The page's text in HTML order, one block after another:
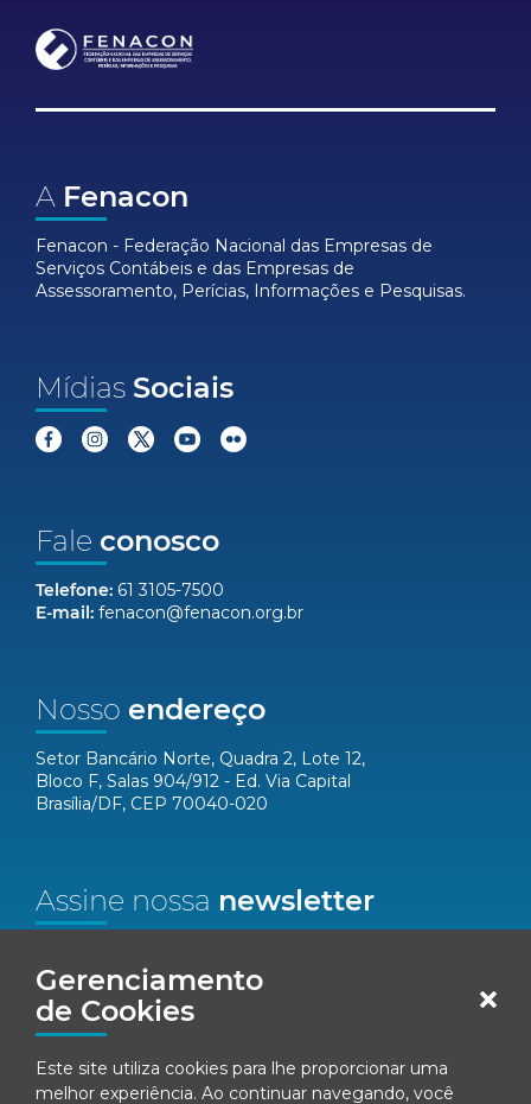
Gerenciamento
de Cookies
Este site utiliza cookies para lhe proporcionar uma
melhor experiência. Ao continuar navegando, você
A Fenacon
Fenacon - Federação Nacional das Empresas de
Serviços Contábeis e das Empresas de
Assessoramento, Perícias, Informações e Pesquisas.
Mídias Sociais
Fale conosco
Telefone: 61 3105-7500
E-mail: fenacon@fenacon.org.br
Nosso endereço
Setor Bancário Norte, Quadra 2, Lote 12,
Bloco F, Salas 904/912 - Ed. Via Capital
Brasília/DF, CEP 70040-020
Assine nossa newsletter
Email*
Concordo em receber comunicações da Fenacon.